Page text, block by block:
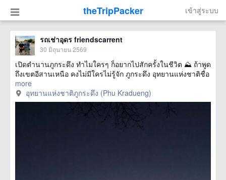
theTripPacker เข้าสู่ระบบ
รถเช่าอุดร friendscarrent
30 มิถุนายน 2569
เปิดตำนานภูกระดึง ทำไมใครๆ ก็อยากไปสักครั้งในชีวิต ⛰️ ถ้าพูด
ถึงเขตอีสานเหนือ คงไม่มีใครไม่รู้จัก ภูกระดึง อุทยานแห่งชาติชื่อ
more
อุทยานแห่งชาติภูกระดึง (Phu Kradueng)